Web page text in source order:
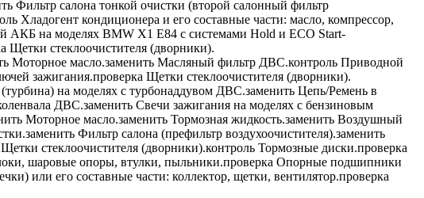
Фильтр салона тонкой очистки (второй салонный фильтр
Хладогент кондиционера и его составные части: масло, компрессор,
АКБ на моделях BMW X1 E84 с системами Hold и ECO Start-
Щетки стеклоочистителя (дворники).
Моторное масло.заменить Масляный фильтр ДВС.контроль Приводной
зажигания.проверка Щетки стеклоочистителя (дворники).
на моделях с турбонаддувом ДВС.заменить Цепь/Ремень в
ДВС.заменить Свечи зажигания на моделях с бензиновым
Моторное масло.заменить Тормозная жидкость.заменить Воздушный
заменить Фильтр салона (префильтр воздухоочистителя).заменить
Щетки стеклоочистителя (дворники).контроль Тормозные диски.проверка
шаровые опоры, втулки, пыльники.проверка Опорные подшипники
или его составные части: коллектор, щетки, вентилятор.проверка